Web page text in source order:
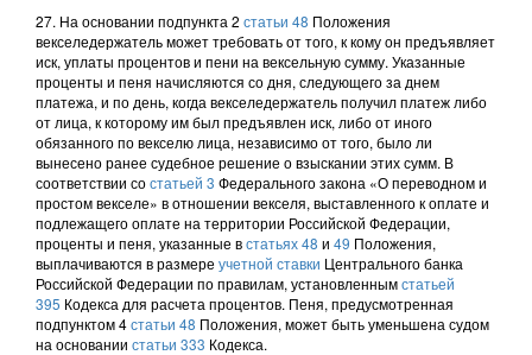
27. На основании подпункта 2 статьи 48 Положения
векселедержатель может требовать от того, к кому он предъявляет
иск, уплаты процентов и пени на вексельную сумму. Указанные
проценты и пеня начисляются со дня, следующего за днем
платежа, и по день, когда векселедержатель получил платеж либо
от лица, к которому им был предъявлен иск, либо от иного
обязанного по векселю лица, независимо от того, было ли
вынесено ранее судебное решение о взыскании этих сумм. В
соответствии состатьей 3 Федерального закона «О переводном и
простом векселе» в отношении векселя, выставленного к оплате и
подлежащего оплате на территории Российской Федерации,
проценты и пеня, указанные встатьях 48 и 49 Положения,
выплачиваются в размере учетной ставки Центрального банка
Российской Федерации по правилам, установленнымстатьей
395 Кодекса для расчета процентов. Пеня, предусмотренная
подпунктом 4статьи 48 Положения, может быть уменьшена судом
на основании статьи 333 Кодекса.